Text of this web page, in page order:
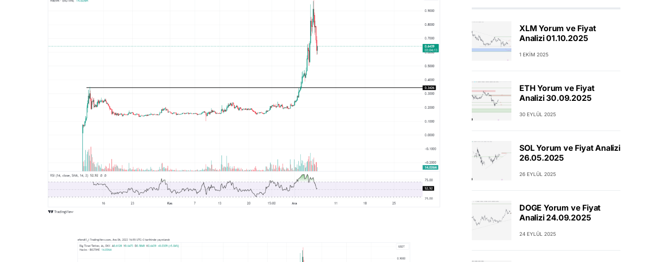
XLM Yorum ve Fiyat
Analizi 01.10.2025
1 EKIM 2025
ETH Yorum ve Fiyat
Analizi 30.09.2025
30 EYLÜL 2025
SOL Yorum ve Fiyat Analizi
26.05.2025
26 EYLÜL 2025
DOGE Yorum ve Fiyat
Analizi 24.09.2025
24 EYLÜL 2025